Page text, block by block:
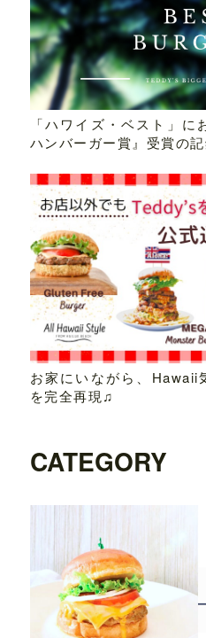
「ハワイズ・ベスト」
ハンバーガー賞』受賞の
お家にいながら、Hawaii
を完全再現♫
CATEGORY